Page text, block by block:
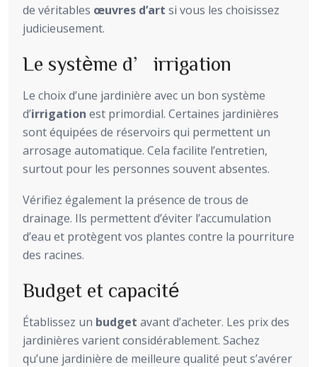
de véritables œuvres d’art si vous les choisissez
judicieusement.
Le système d’irrigation
Le choix d’une jardinière avec un bon système
d’irrigation est primordial. Certaines jardinières
sont équipées de réservoirs qui permettent un
arrosage automatique. Cela facilite l’entretien,
surtout pour les personnes souvent absentes.
Vérifiez également la présence de trous de
drainage. Ils permettent d’éviter l’accumulation
d’eau et protègent vos plantes contre la pourriture
des racines.
Budget et capacité
Établissez un budget avant d’acheter. Les prix des
jardinières varient considérablement. Sachez
qu’une jardinière de meilleure qualité peut s’avérer